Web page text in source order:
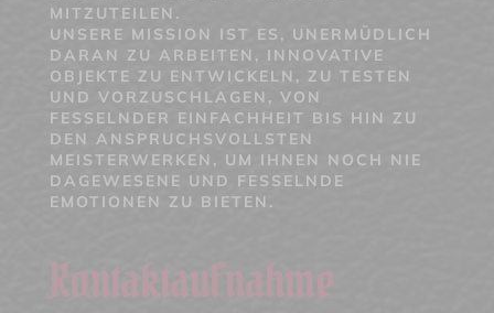
MITZUTEILEN.
UNSERE MISSION IST ES, UNERMÜDLICH
DARAN ZU ARBEITEN, INNOVATIVE
OBJEKTE ZU ENTWICKELN, ZU TESTEN
UND VORZUSCHLAGEN, VON
FESSELNDER EINFACHHEIT BIS HIN ZU
DEN ANSPRUCHSVOLLSTEN
MEISTERWERKEN, UM IHNEN NOCH NIE
DAGEWESENE UND FESSELNDE
EMOTIONEN ZU BIETEN.
Kontaktaufnahme